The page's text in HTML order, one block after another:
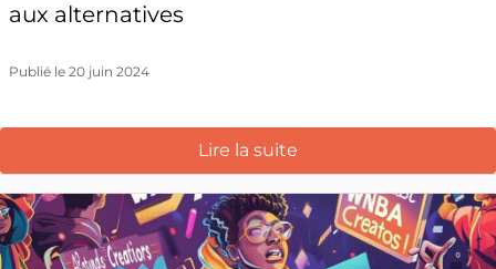
aux alternatives
Publié le 20 juin 2024
Lire la suite